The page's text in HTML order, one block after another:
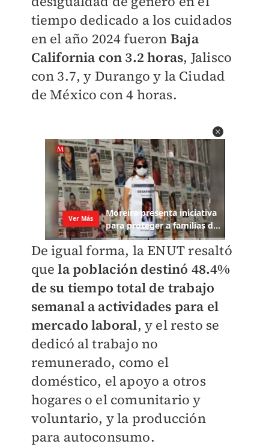
tiempo dedicado a los cuidados
en el año 2024 fueron Baja
California con 3.2 horas, Jalisco
con 3.7, y Durango y la Ciudad
de México con 4 horas.
De igual forma, la ENUT resaltó
que la población destinó 48.4%
de su tiempo total de trabajo
semanal a actividades para el
mercado laboral, y el resto se
dedicó al trabajo no
remunerado, como el
doméstico, el apoyo a otros
hogares o el comunitario y
voluntario, y la producción
para autoconsumo.